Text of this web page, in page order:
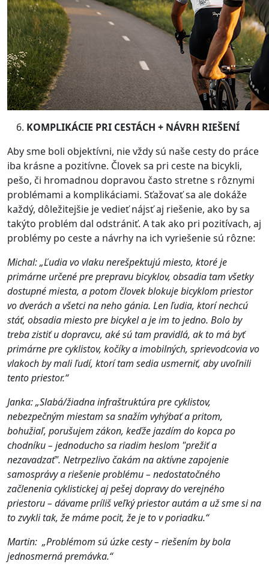
KOMPLIKÁCIE PRI CESTÁCH + NÁVRH RIEŠENÍ
Aby sme boli objektívni, nie vždy sú naše cesty do práce
iba krásne a pozitívne. Človek sa pri ceste na bicykli,
pešo, či hromadnou dopravou často stretne s rôznymi
problémami a komplikáciami. Sťažovať sa ale dokáže
každý, dôležitejšie je vedieť nájsť aj riešenie, ako by sa
takýto problém dal odstrániť. A tak ako pri pozitívach, aj
problémy po ceste a návrhy na ich vyriešenie sú rôzne:
Michal: „Ľudia vo vlaku nerešpektujú miesto, ktoré je
primárne určené pre prepravu bicyklov, obsadia tam všetky
dostupné miesta, a potom človek blokuje bicyklom priestor
vo dverách a všetci na neho gánia. Len ľudia, ktorí nechcú
stáť, obsadia miesto pre bicykel a je im to jedno. Bolo by
treba zistiť u dopravcu, aké sú tam pravidlá, ak to má byť
primárne pre cyklistov, kočíky a imobilných, sprievodcovia vo
vlakoch by mali ľudí, ktorí tam sedia usmerniť, aby uvoľnili
tento priestor.“
Janka: „Slabá/žiadna infraštruktúra pre cyklistov,
nebezpečným miestam sa snažím vyhýbať a pritom,
bohužiaľ, porušujem zákon, keďže jazdím do kopca po
chodníku – jednoducho sa riadim heslom "prežiť a
nezavadzať". Netrpezlivo čakám naaktívne zapojenie
samosprávy a riešenie problému – nedostatočného
začlenenia cyklistickej aj pešej dopravy do verejného
priestoru – dávame príliš veľký priestor autám a už sme si na
to zvykli tak, že máme pocit, že je to v poriadku.“
Martin: „Problémom sú úzke cesty – riešením by bola
jednosmerná premávka.“